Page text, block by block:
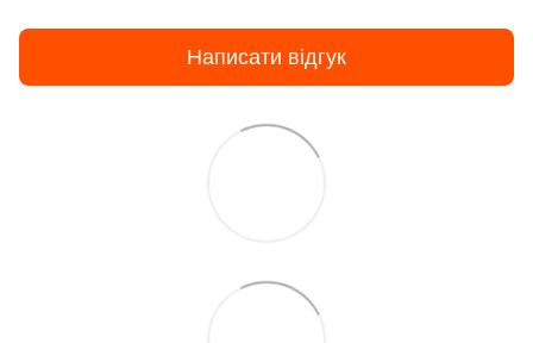
Написати відгук